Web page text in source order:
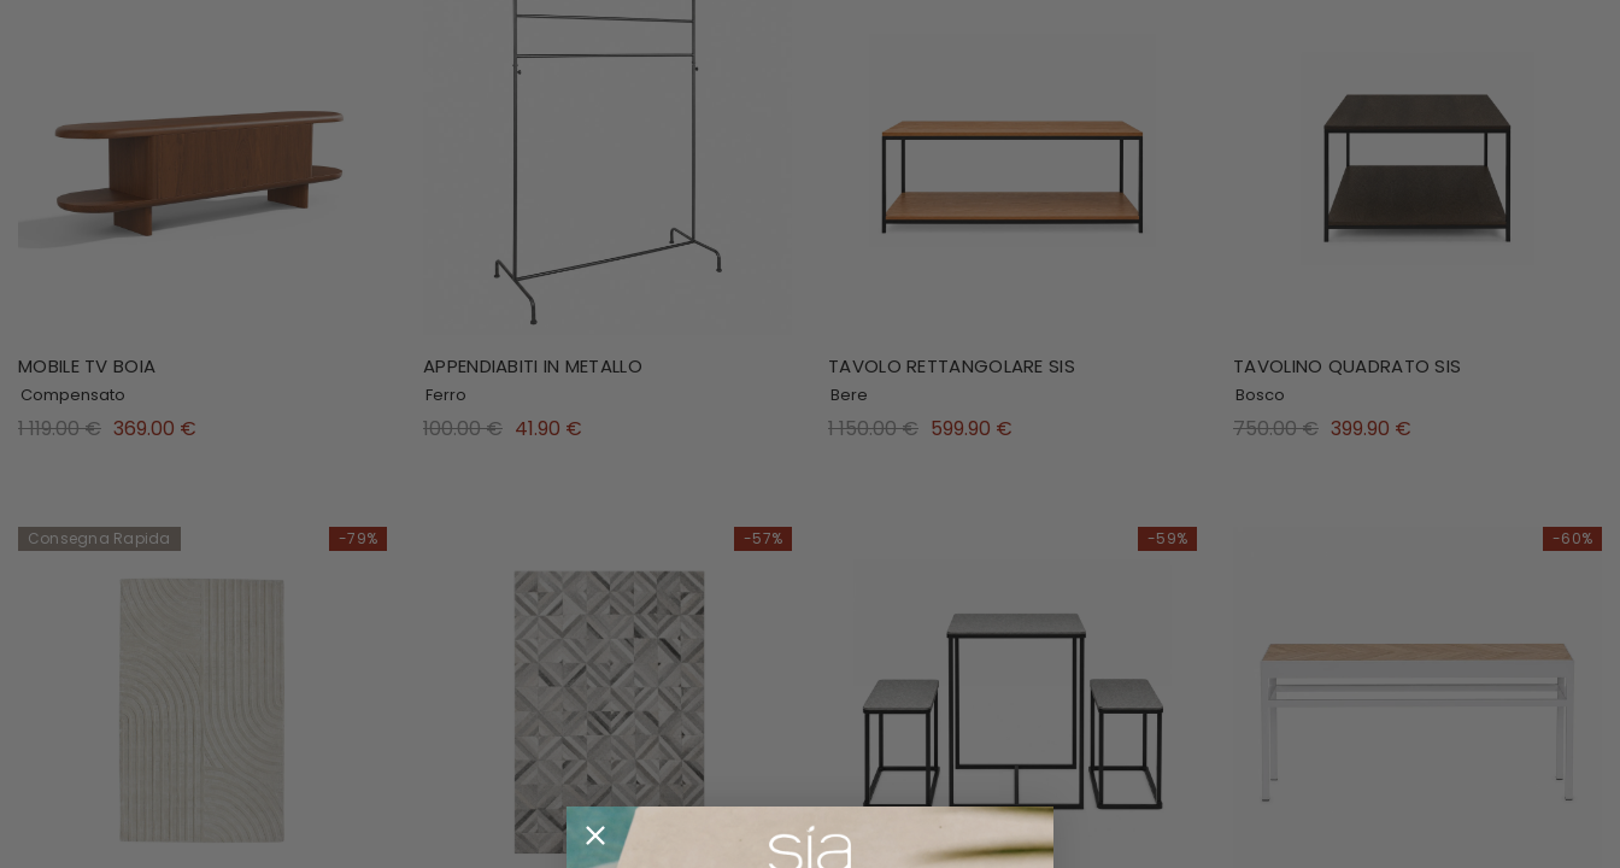
MOBILE TV BOIA
Compensato
1 119.00 € 369.00 €
APPENDIABITI IN METALLO
Ferro
100.00 € 41.90 €
TAVOLO RETTANGOLARE SIS
Bere
1 150.00 € 599.90 €
TAVOLINO QUADRATO SIS
Bosco
750.00 € 399.90 €
-79%
Consegna Rapida -57% -59% -60%